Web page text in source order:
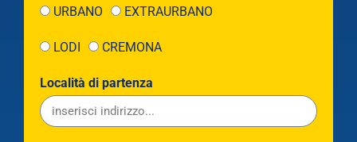
URBANO EXTRAURBANO
LODI CREMONA
Località di partenza